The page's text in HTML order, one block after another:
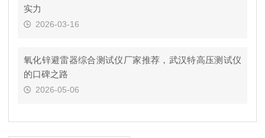
实力
2026-03-16
氧化锌避雷器综合测试仪厂家推荐，武汉特高压测试仪
的口碑之路
2026-05-06